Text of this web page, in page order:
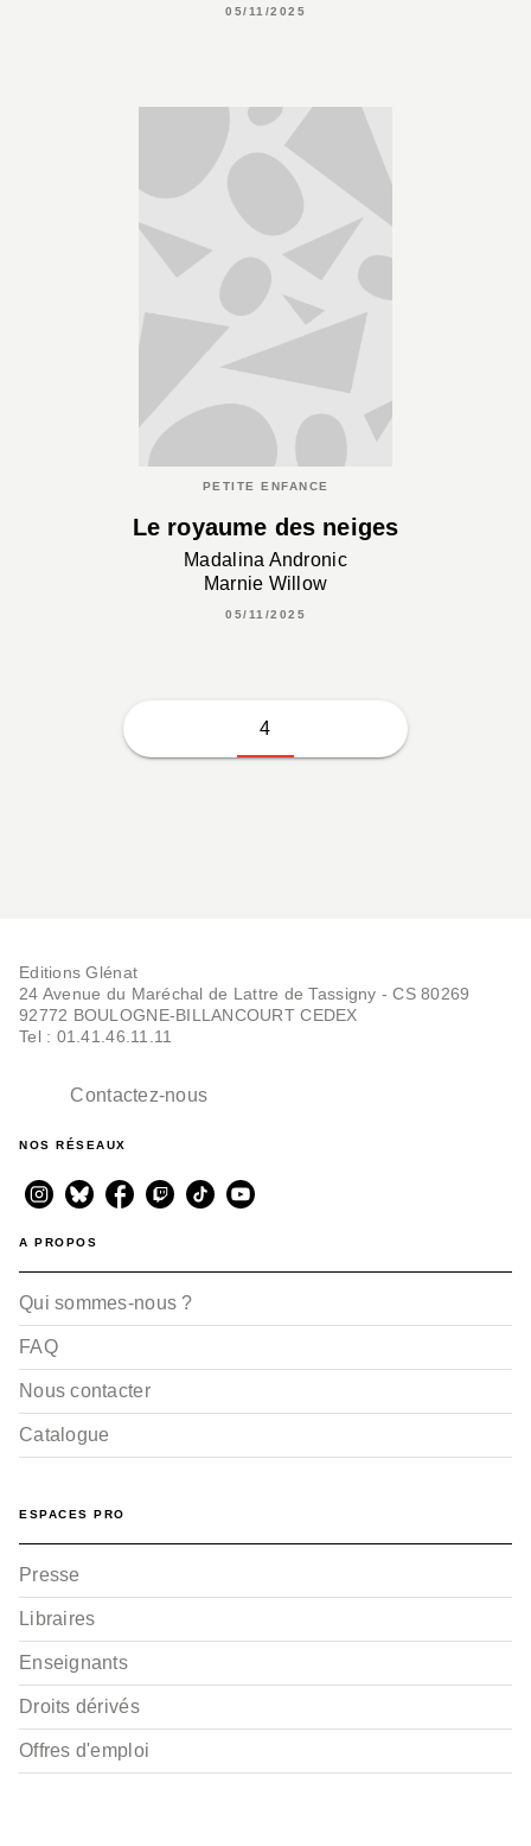
05/11/2025
PETITE ENFANCE
Le royaume des neiges
Madalina Andronic
Marnie Willow
05/11/2025
4
Editions Glénat
24 Avenue du Maréchal de Lattre de Tassigny - CS 80269
92772 BOULOGNE-BILLANCOURT CEDEX
Tel : 01.41.46.11.11
Contactez-nous
NOS RÉSEAUX
A PROPOS
Qui sommes-nous ?
FAQ
Nous contacter
Catalogue
ESPACES PRO
Presse
Libraires
Enseignants
Droits dérivés
Offres d'emploi